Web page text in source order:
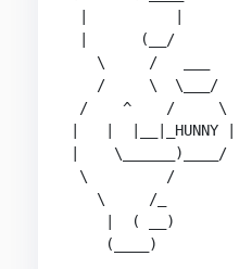
|      (__/
   \     /   ___
   /     \  \___/
/    ^    /     \
|   |  |__|_HUNNY |
|    \______)____/
\         /
   \     /_
    |  ( __)
    (____)